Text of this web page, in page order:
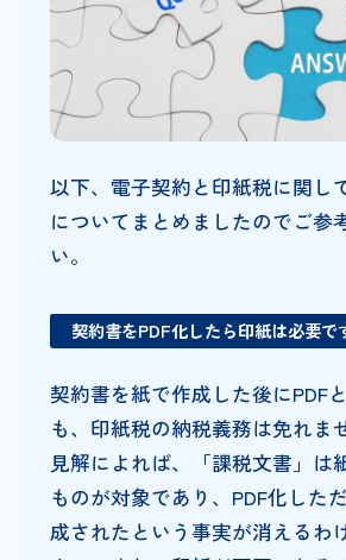
以下、電子契約と印紙税に関し
についてまとめましたのでご参
い。
契約書をPDF化したら印紙は必要で
契約書を紙で作成した後にPDF
も、印紙税の納税義務は免れま
見解によれば、「課税文書」は
ものが対象であり、PDF化した
成されたという事実が消えるわ